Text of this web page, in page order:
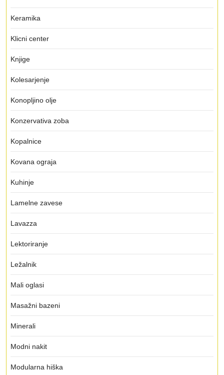
Keramika
Klicni center
Knjige
Kolesarjenje
Konopljino olje
Konzervativa zoba
Kopalnice
Kovana ograja
Kuhinje
Lamelne zavese
Lavazza
Lektoriranje
Ležalnik
Mali oglasi
Masažni bazeni
Minerali
Modni nakit
Modularna hiška